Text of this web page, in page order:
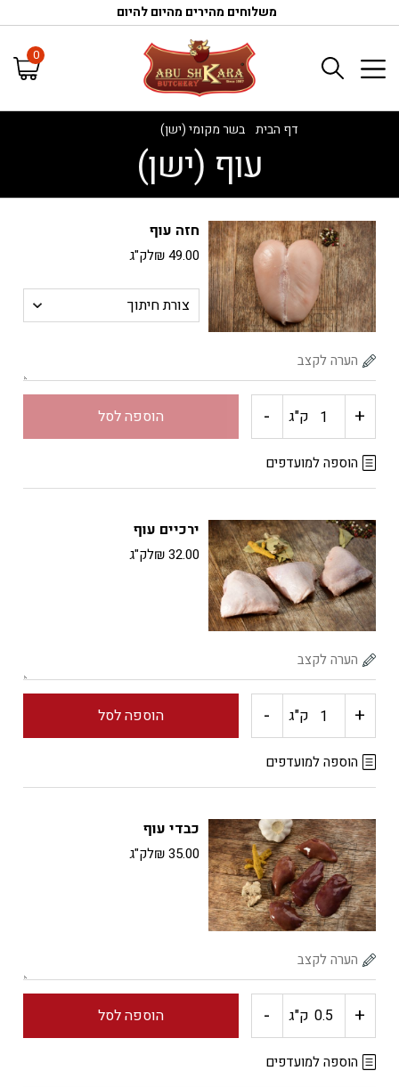
משלוחים מהירים מהיום להיום
0
דף הבית בשר מקומי (ישן)
עוף (ישן)
חזה עוף
₪49.00 לק"ג
+ כמות
של
עוף
ק"ג - הוספה לסל
הוספה למועדפים
ירכיים עוף
₪32.00 לק"ג
+ כמות
של
עוף
ק"ג - הוספה לסל
הוספה למועדפים
כבדי עוף
₪35.00 לק"ג
+ כמות
של
ק"ג - הוספה לסל
הוספה למועדפים